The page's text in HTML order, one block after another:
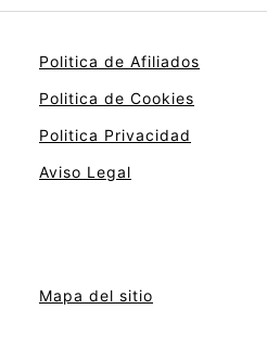
Politica de Afiliados
Politica de Cookies
Politica Privacidad
Aviso Legal
Mapa del sitio